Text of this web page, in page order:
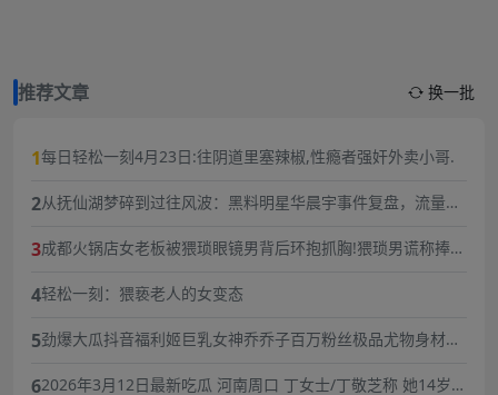
推荐文章 换一批
1每日轻松一刻4月23日:往阴道里塞辣椒,性瘾者强奸外卖小哥.
2从抚仙湖梦碎到过往风波：黑料明星华晨宇事件复盘，流量与
3成都火锅店女老板被猥琐眼镜男背后环抱抓胸!猥琐男谎称捧女
4轻松一刻：猥亵老人的女变态
5劲爆大瓜抖音福利姬巨乳女神乔乔子百万粉丝极品尤物身材纤
的快乐体验
62026年3月12日最新吃瓜 河南周口 丁女士/丁敬芝称 她14岁时